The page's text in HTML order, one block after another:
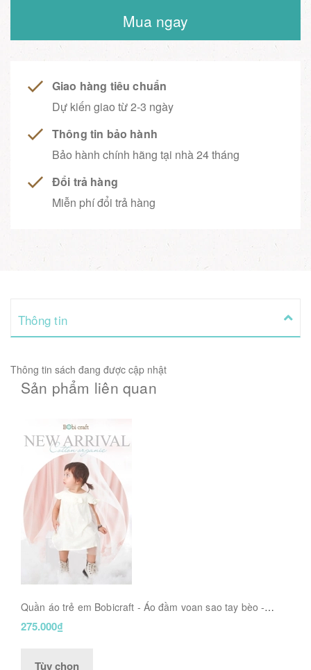
Mua ngay
Giao hàng tiêu chuẩn
Dự kiến giao từ 2-3 ngày
Thông tin bảo hành
Bảo hành chính hãng tại nhà 24 tháng
Đổi trả hàng
Miễn phí đổi trả hàng
Thông tin
Thông tin sách đang được cập nhật
Sản phẩm liên quan
Quần áo trẻ em Bobicraft - Áo đầm voan sao tay bèo -
Cotton hữu cơ organic an toàn
275.000₫
Tùy chọn